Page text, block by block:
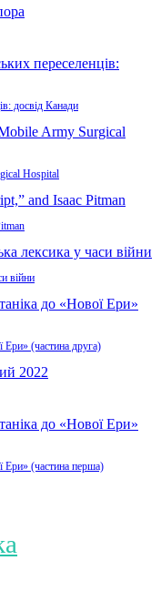
досвід Канади
Hospital
війни
Ери» (частина друга)
Ери» (частина перша)